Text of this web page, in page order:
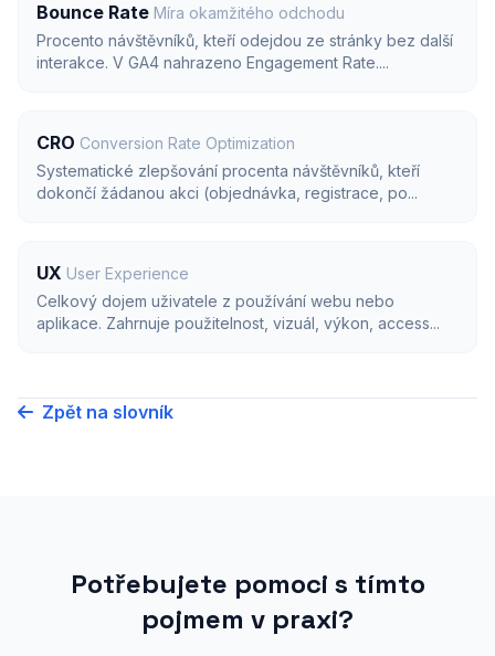
Bounce Rate Míra okamžitého odchodu
Procento návštěvníků, kteří odejdou ze stránky bez další
interakce. V GA4 nahrazeno Engagement Rate....
CRO Conversion Rate Optimization
Systematické zlepšování procenta návštěvníků, kteří
dokončí žádanou akci (objednávka, registrace, po...
UX User Experience
Celkový dojem uživatele z používání webu nebo
aplikace. Zahrnuje použitelnost, vizuál, výkon, access...
Zpět na slovník
Potřebujete pomoci s tímto
pojmem v praxi?